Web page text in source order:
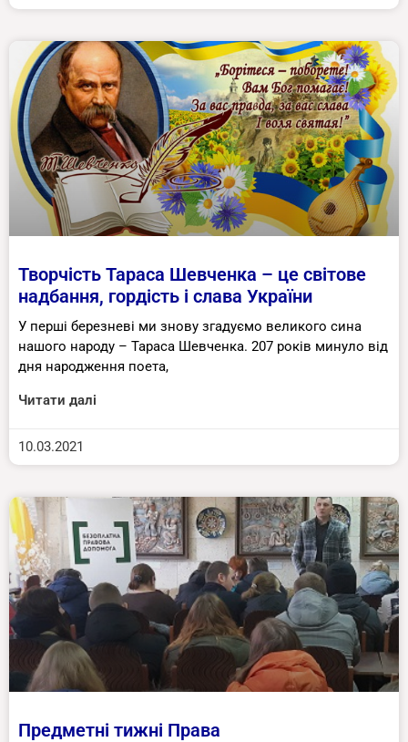
Творчість Тараса Шевченка – це світове
надбання, гордість і слава України
У перші березневі ми знову згадуємо великого сина
нашого народу – Тараса Шевченка. 207 років минуло від
дня народження поета,
Читати далі
10.03.2021
Предметні тижні Права